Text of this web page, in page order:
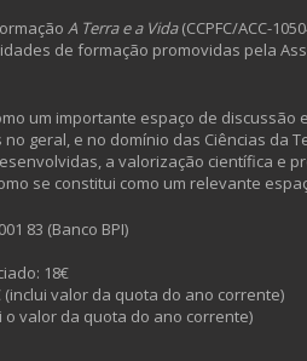
A Terra e a Vida(CCPFC/ACC-
de formação promovidas pela
um importante espaço de
geral, e no domínio das Ciências da
a valorização científica e
se constitui como um relevante
83 (Banco BPI)
18€
(inclui valor da quota do ano corrente)
o valor da quota do ano corrente)